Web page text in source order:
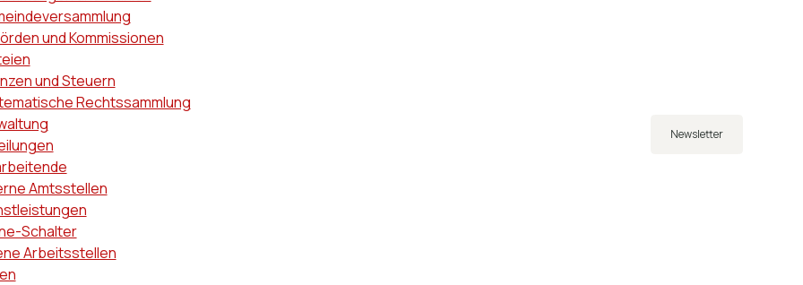
und Kommissionen
und Steuern
Rechtssammlung
Amtsstellen
Schalter
Arbeitsstellen
Newsletter